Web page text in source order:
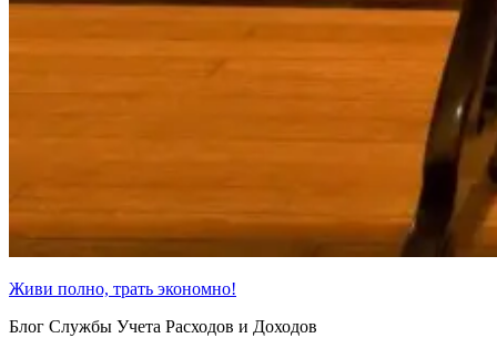
Живи полно, трать экономно!
Блог Службы Учета Расходов и Доходов